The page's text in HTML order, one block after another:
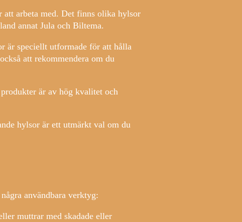
arbeta med. Det finns olika hylsor
annat Jula och Biltema.
är speciellt utformade för att hålla
att rekommendera om du
är av hög kvalitet och
hylsor är ett utmärkt val om du
användbara verktyg:
muttrar med skadade eller